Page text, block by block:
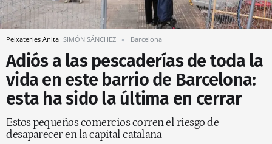
Peixateries Anita SIMÓN SÁNCHEZ Barcelona
Adiós a las pescaderías de toda la
vida en este barrio de Barcelona:
esta ha sido la última en cerrar
Estos pequeños comercios corren el riesgo de
desaparecer en la capital catalana